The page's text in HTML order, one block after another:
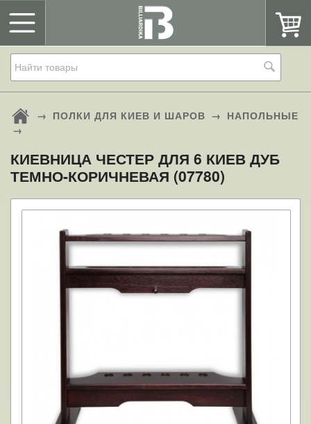
→ ПОЛКИ ДЛЯ КИЕВ И ШАРОВ → НАПОЛЬНЫЕ
→
КИЕВНИЦА ЧЕСТЕР ДЛЯ 6 КИЕВ ДУБ
ТЕМНО-КОРИЧНЕВАЯ (07780)